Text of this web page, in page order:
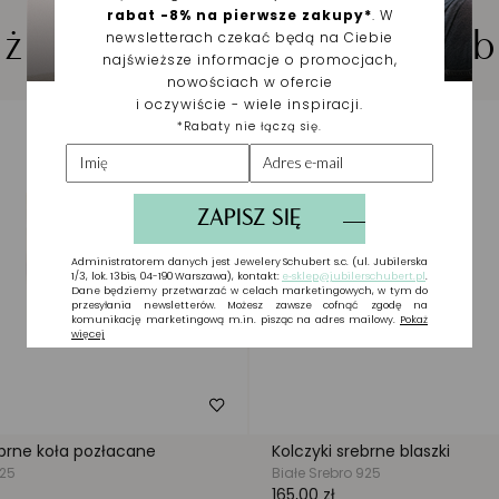
wybrana dla